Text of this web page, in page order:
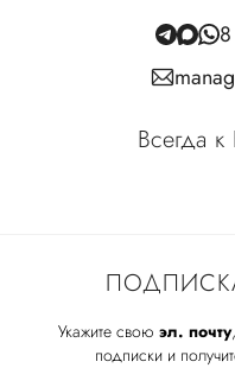
Укажите свою эл. почту
подписки и
Всегда